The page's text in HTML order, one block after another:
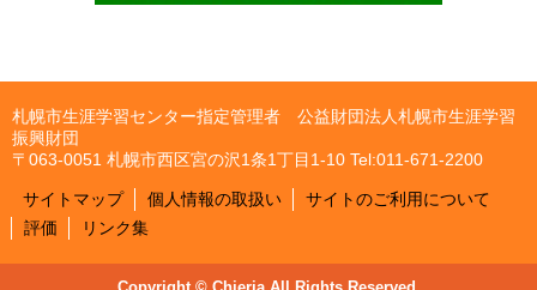
札幌市生涯学習センター指定管理者 公益財団法人札幌市生涯学習
振興財団
〒063-0051 札幌市西区宮の沢1条1丁目1-10 Tel:011-671-2200
サイトマップ 個人情報の取扱い
サイトのご利用について
評価
リンク集